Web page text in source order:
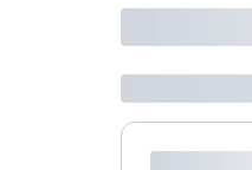
Wybierz jedną
lubskontaktuj
Maksymalna
Jeśli nie